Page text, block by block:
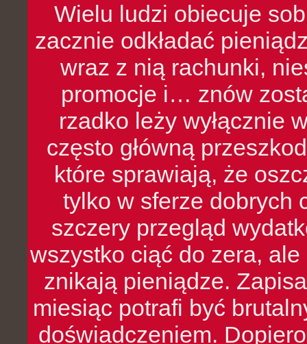
Wielu ludzi obiecuje
zacznie odkładać
wraz z nią rachunki,
promocje i… znów
rzadko leży wyłącznie
często główną
które sprawiają, że
tylko w sferze dobrych
szczery przegląd
wszystko ciąć do zera,
znikają pieniądze.
miesiąc potrafi być
doświadczeniem.